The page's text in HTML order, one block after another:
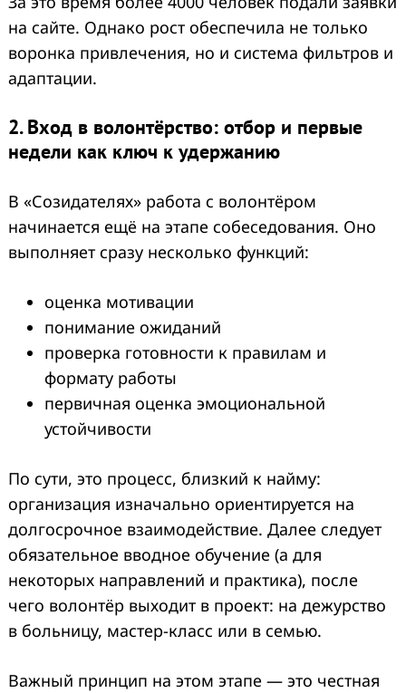
на сайте. Однако рост обеспечила не только
воронка привлечения, но и система фильтров и
адаптации.
2. Вход в волонтёрство: отбор и первые
недели как ключ к удержанию
В «Созидателях» работа с волонтёром
начинается ещё на этапе собеседования. Оно
выполняет сразу несколько функций:
оценка мотивации
понимание ожиданий
проверка готовности к правилам и
формату работы
первичная оценка эмоциональной
устойчивости
По сути, это процесс, близкий к найму:
организация изначально ориентируется на
долгосрочное взаимодействие. Далее следует
обязательное вводное обучение (а для
некоторых направлений и практика), после
чего волонтёр выходит в проект: на дежурство
в больницу, мастер-класс или в семью.
Важный принцип на этом этапе — это честная